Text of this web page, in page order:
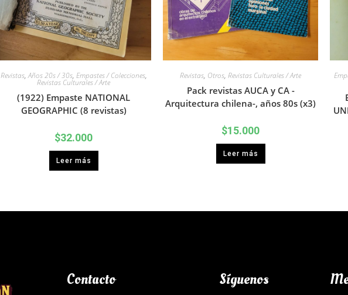
Revistas,Años 20s / 30s, Empastes / Colecciones,
Revistas Culturales / Arte
(1922) Empaste NATIONAL
GEOGRAPHIC (8 revistas)
$32.000
Leer más
Revistas, Otros, Revistas Culturales / Arte
Pack revistas AUCA y CA -
Arquitectura chilena-, años 80s (x3)
$15.000
Leer más
Contacto Síguenos